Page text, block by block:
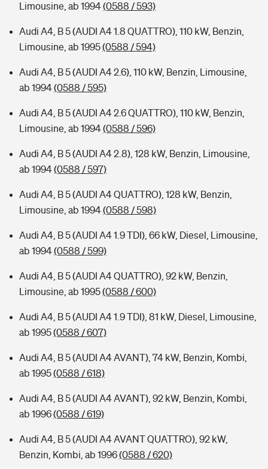
Kinderunfall-Check: Mehr Sicherheit für deine Kids
Typklassen: So ist Ihr Auto eingestuft
Sie haben Fragen?
Limousine, ab 1994(0588 / 593)
Audi A4, B 5 (AUDI A4 1.8 QUATTRO), 110 kW, Benzin,
Limousine, ab 1995(0588 / 594)
Audi A4, B 5 (AUDI A4 2.6), 110 kW, Benzin, Limousine,
ab 1994(0588 / 595)
Audi A4, B 5 (AUDI A4 2.6 QUATTRO), 110 kW, Benzin,
Limousine, ab 1994(0588 / 596)
Audi A4, B 5 (AUDI A4 2.8), 128 kW, Benzin, Limousine,
ab 1994(0588 / 597)
Audi A4, B 5 (AUDI A4 QUATTRO), 128 kW, Benzin,
Limousine, ab 1994(0588 / 598)
Audi A4, B 5 (AUDI A4 1.9 TDI), 66 kW, Diesel, Limousine,
ab 1994(0588 / 599)
Audi A4, B 5 (AUDI A4 QUATTRO), 92 kW, Benzin,
Limousine, ab 1995(0588 / 600)
Audi A4, B 5 (AUDI A4 1.9 TDI), 81 kW, Diesel, Limousine,
ab 1995(0588 / 607)
Audi A4, B 5 (AUDI A4 AVANT), 74 kW, Benzin, Kombi,
ab 1995(0588 / 618)
Audi A4, B 5 (AUDI A4 AVANT), 92 kW, Benzin, Kombi,
ab 1996(0588 / 619)
Audi A4, B 5 (AUDI A4 AVANT QUATTRO), 92 kW,
Benzin, Kombi, ab 1996(0588 / 620)